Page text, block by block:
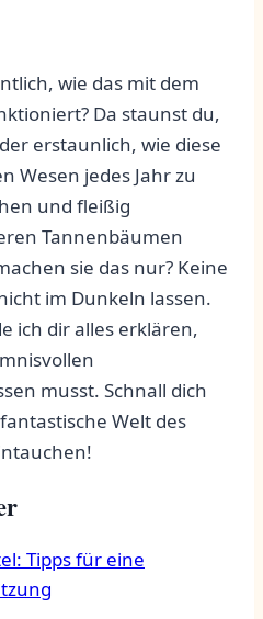
wie das mit dem
Da staunst du,
erstaunlich,⁣ wie diese
Wesen jedes Jahr zu
‍und fleißig
Tannenbäumen
sie das nur? Keine
im Dunkeln lassen.
ich dir alles erklären,
musst. Schnall dich
Welt des
Tipps für eine